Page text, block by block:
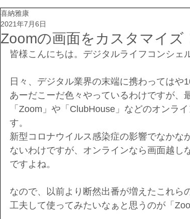
Zoomの画面をカスタマイズ
喜納雅康
2021年7月6日
皆様こんにちは。デジタルライフコンシェ
日々、デジタル業界の末端に携わってはや
あーだこーだ色々やっているわけですが、
「Zoom」や「ClubHouse」などのオンラ
す。
新型コロナウイルス感染症の影響でなかな
ないわけですが、オンラインなら画面越し
ですよね。
なので、以前より断然出番が増えたこれら
工夫して使ってみたいなぁと思うのが「